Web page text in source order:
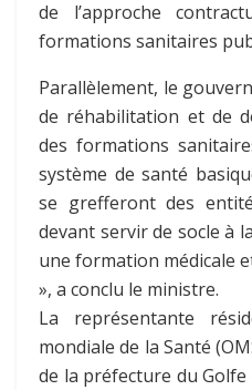
de l’approche
formations sanitaires
Parallèlement, le
de réhabilitation et de
des formations
système de santé
se grefferont des
devant servir de socle à
une formation médicale
», a conclu le ministre.
La représentante
mondiale de la Santé
de la préfecture du